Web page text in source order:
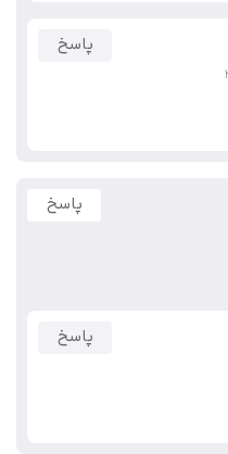
پاسخ
پاسخ
پاسخ